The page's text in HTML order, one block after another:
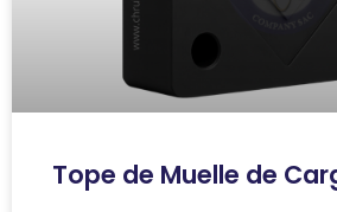
Tope de Muelle de